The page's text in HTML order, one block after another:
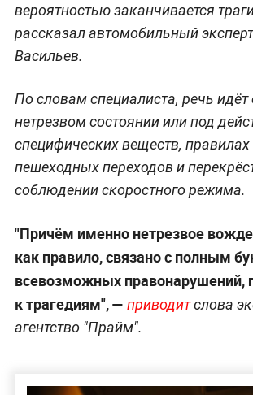
вероятностью заканчивается
рассказал автомобильный
Васильев.
По словам специалиста, речь идёт
нетрезвом состоянии или под
специфических веществ, правилах
пешеходных переходов и
соблюдении скоростного режима.
"Причём именно нетрезвое
как правило, связано с полным
всевозможных правонарушений,
к трагедиям", — приводитслова
агентство "Прайм".